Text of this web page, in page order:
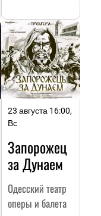
23 августа 16:00,
Вс
Запорожец
за Дунаем
Одесский театр
оперы и балета